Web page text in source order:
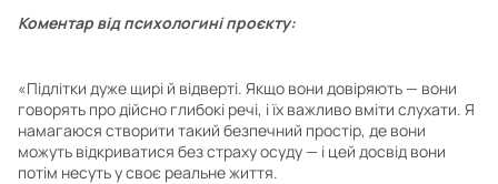
Коментар від психологині проєкту:
«Підлітки дуже щирі й відверті. Якщо вони довіряють — вони
говорять про дійсно глибокі речі, і їх важливо вміти слухати. Я
намагаюся створити такий безпечний простір, де вони
можуть відкриватися без страху осуду — і цей досвід вони
потім несуть у своє реальне життя.